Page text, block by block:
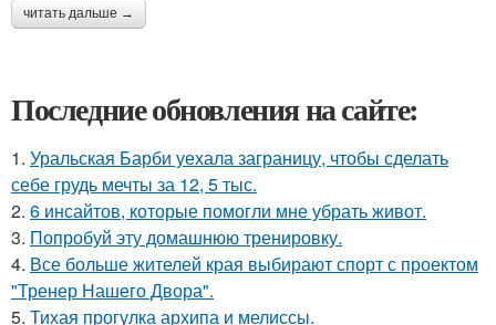
читать дальше →
Последние обновления на сайте:
1. Уральская Барби уехала заграницу, чтобы сделать
себе грудь мечты за 12, 5 тыс.
2. 6 инсайтов, которые помогли мне убрать живот.
3. Попробуй эту домашнюю тренировку.
4. Все больше жителей края выбирают спорт с проектом
"Тренер Нашего Двора".
5. Тихая прогулка архипа и мелиссы.